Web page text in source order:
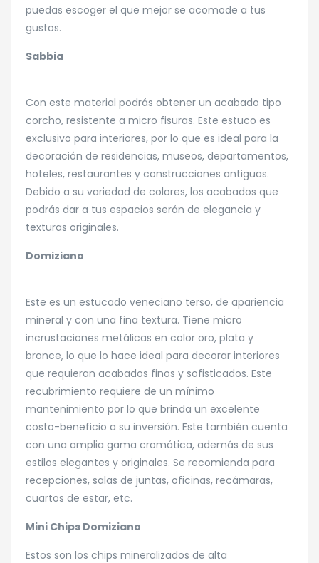
puedas escoger el que mejor se acomode a tus
gustos.
Sabbia
Con este material podrás obtener un acabado tipo
corcho, resistente a micro fisuras. Este estuco es
exclusivo para interiores, por lo que es ideal para la
decoración de residencias, museos, departamentos,
hoteles, restaurantes y construcciones antiguas.
Debido a su variedad de colores, los acabados que
podrás dar a tus espacios serán de elegancia y
texturas originales.
Domiziano
Este es un estucado veneciano terso, de apariencia
mineral y con una fina textura. Tiene micro
incrustaciones metálicas en color oro, plata y
bronce, lo que lo hace ideal para decorar interiores
que requieran acabados finos y sofisticados. Este
recubrimiento requiere de un mínimo
mantenimiento por lo que brinda un excelente
costo-beneficio a su inversión. Este también cuenta
con una amplia gama cromática, además de sus
estilos elegantes y originales. Se recomienda para
recepciones, salas de juntas, oficinas, recámaras,
cuartos de estar, etc.
Mini Chips Domiziano
Estos son los chips mineralizados de alta